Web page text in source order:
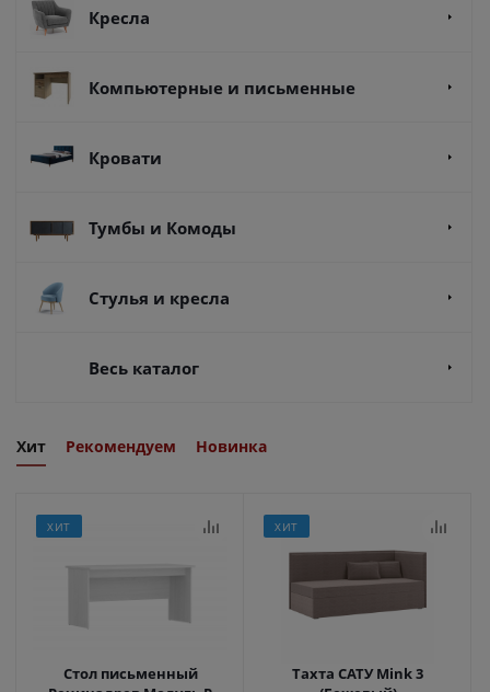
Кресла
Компьютерные и письменные
Кровати
Тумбы и Комоды
Стулья и кресла
Весь каталог
Хит Рекомендуем Новинка
ХИТ
Стол письменный
ХИТ
Тахта САТУ Mink 3